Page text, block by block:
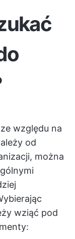
względu na
od
można
wziąć pod